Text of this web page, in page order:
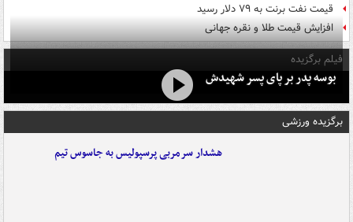
قیمت نفت برنت به ۷۹ دلار رسید
افزایش قیمت طلا و نقره جهانی
فیلم برگزیده
بوسه‌ پدر بر پای پسر شهیدش
برگزیده ورزشی
هشدار سرمربی پرسپولیس به جاسوس تیم